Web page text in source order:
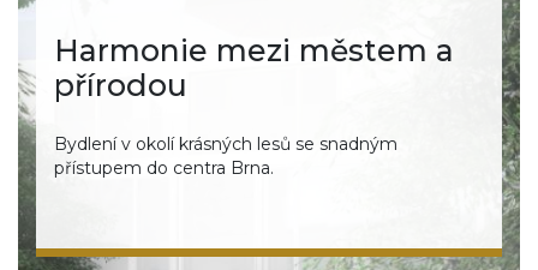
Harmonie mezi městem a
přírodou
Bydlení v okolí krásných lesů se snadným
přístupem do centra Brna.